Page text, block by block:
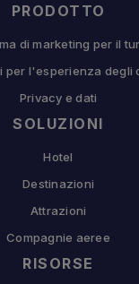
PRODOTTO
di marketing per il
per l'esperienza degli
Privacy e dati
SOLUZIONI
Hotel
Destinazioni
Attrazioni
Compagnie aeree
RISORSE